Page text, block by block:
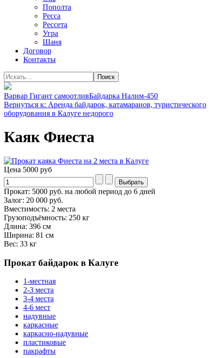
Пополта
Ресса
Рессета
Угра
Шаня
Договор
Контакты
Варвар Гигант самоотливБайдарка Налим-450
Вернуться к: Аренда байдарок, катамаранов, туристического
оборудования в Калуге недорого
Каяк Фиеста
Цена 5000 руб
Прокат: 5000 руб. на любой период до 6 дней
Залог: 20 000 руб.
Вместимость: 2 места
Грузоподъёмность: 250 кг
Длина: 396 см
Ширина: 81 см
Вес: 33 кг
Прокат байдарок в Калуге
1-местная
2-3 места
3-4 места
4-6 мест
надувные
каркасные
каркасно-надувные
пластиковые
пакрафты